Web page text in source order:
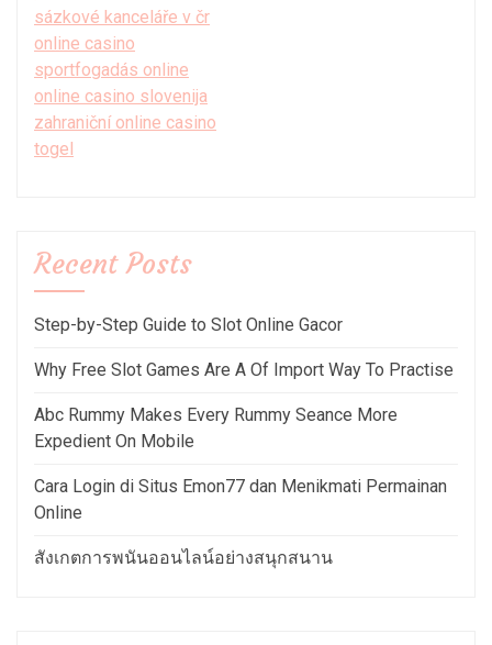
sázkové kanceláře v čr
online casino
sportfogadás online
online casino slovenija
zahraniční online casino
togel
Recent Posts
Step-by-Step Guide to Slot Online Gacor
Why Free Slot Games Are A Of Import Way To Practise
Abc Rummy Makes Every Rummy Seance More
Expedient On Mobile
Cara Login di Situs Emon77 dan Menikmati Permainan
Online
สังเกตการพนันออนไลน์อย่างสนุกสนาน